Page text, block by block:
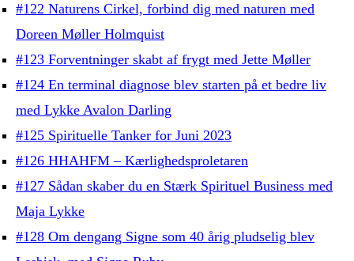
#122 Naturens Cirkel, forbind dig med naturen med
Doreen Møller Holmquist
#123 Forventninger skabt af frygt med Jette Møller
#124 En terminal diagnose blev starten på et bedre liv
med Lykke Avalon Darling
#125 Spirituelle Tanker for Juni 2023
#126 HHAHFM – Kærlighedsproletaren
#127 Sådan skaber du en Stærk Spirituel Business med
Maja Lykke
#128 Om dengang Signe som 40 årig pludselig blev